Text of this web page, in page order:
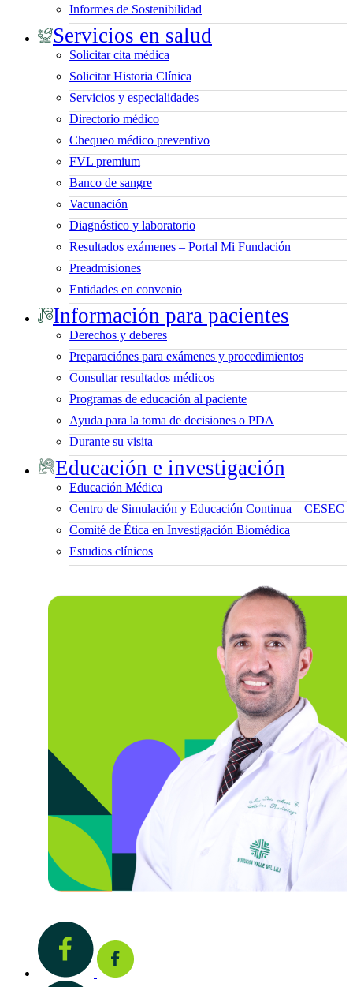
Informes de Sostenibilidad
Servicios en salud
Solicitar cita médica
Solicitar Historia Clínica
Servicios y especialidades
Directorio médico
Chequeo médico preventivo
FVL premium
Banco de sangre
Vacunación
Diagnóstico y laboratorio
Resultados exámenes – Portal Mi Fundación
Preadmisiones
Entidades en convenio
Información para pacientes
Derechos y deberes
Preparaciónes para exámenes y procedimientos
Consultar resultados médicos
Programas de educación al paciente
Ayuda para la toma de decisiones o PDA
Durante su visita
Educación e investigación
Educación Médica
Centro de Simulación y Educación Continua – CESEC
Comité de Ética en Investigación Biomédica
Estudios clínicos